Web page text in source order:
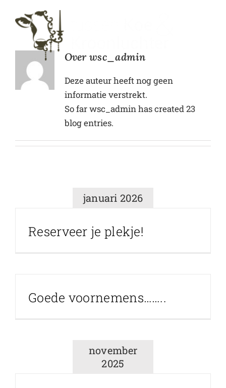
naar
Overwsc_admin
Deze auteur heeft nog geen
informatie verstrekt.
So far wsc_admin has created 23
blog entries.
januari 2026
Reserveer je plekje!
Goede voornemens……..
november
2025